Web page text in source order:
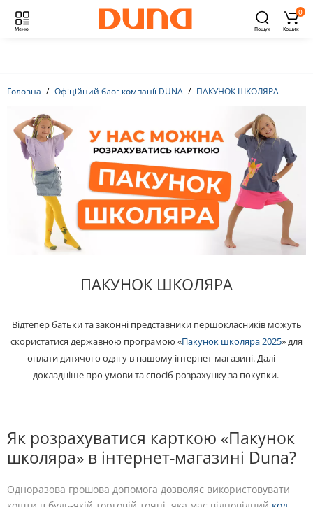
Меню Пошук
0
Кошик
Головна Офіційний блог компанії DUNA ПАКУНОК ШКОЛЯРА
ПАКУНОК ШКОЛЯРА
Відтепер батьки та законні представники першокласників можуть
скористатися державною програмою «Пакунок школяра 2025» для
оплати дитячого одягу в нашому інтернет-магазині. Далі —
докладніше про умови та спосіб розрахунку за покупки.
Як розрахуватися карткою «Пакунок
школяра» в інтернет-магазині Duna?
Одноразова грошова допомога дозволяє використовувати